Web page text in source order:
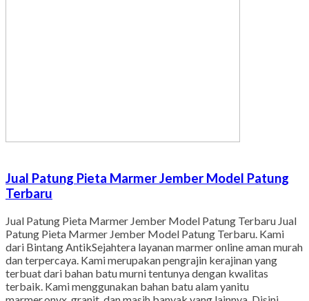
Jual Patung Pieta Marmer Jember Model Patung
Terbaru
Jual Patung Pieta Marmer Jember Model Patung Terbaru Jual
Patung Pieta Marmer Jember Model Patung Terbaru. Kami
dari Bintang AntikSejahtera layanan marmer online aman murah
dan terpercaya. Kami merupakan pengrajin kerajinan yang
terbuat dari bahan batu murni tentunya dengan kwalitas
terbaik. Kami menggunakan bahan batu alam yanitu